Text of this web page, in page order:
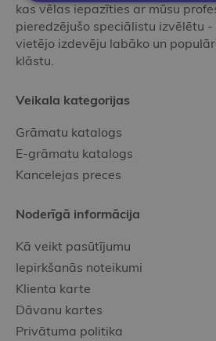
kas vēlas iepazīties ar mūsu
pieredzējušo speciālistu izvēlētu
vietējo izdevēju labāko un
klāstu.
Veikala kategorijas
Grāmatu katalogs
E-grāmatu katalogs
Kancelejas preces
Noderīgā informācija
Kā veikt pasūtījumu
Iepirkšanās noteikumi
Klienta karte
Dāvanu kartes
Privātuma politika